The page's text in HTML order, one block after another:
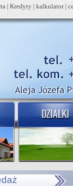
| Kredyty | kalkulator|